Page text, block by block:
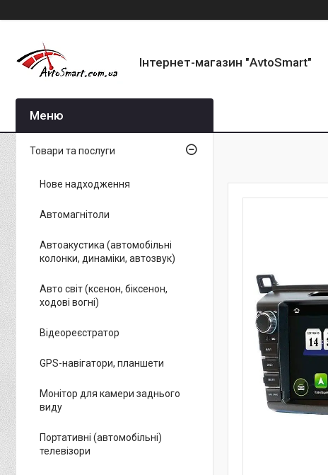
Інтернет-магазин "AvtoSmart"
Товари та послуги
Нове надходження
Автомагнітоли
Автоакустика (автомобільні
колонки, динаміки, автозвук)
Авто світ (ксенон, біксенон,
ходові вогні)
Відеореєстратор
GPS-навігатори, планшети
Монітор для камери заднього
виду
Портативні (автомобільні)
телевізори